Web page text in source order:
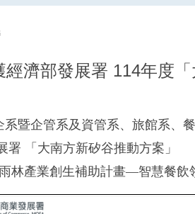
經濟部發展署 114年度
系暨企管系及資管系、旅館系、
署 「大南方新矽谷推動方案」
林產業創生補助計畫—智慧餐飲